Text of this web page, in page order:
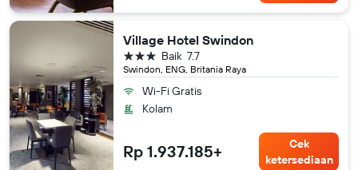
Village Hotel Swindon
Swindon, ENG, Britania Raya
7.7
Baik
bintang 3
Wi-Fi Gratis
Kolam
Rp 1.937.185+
Cek
ketersediaan